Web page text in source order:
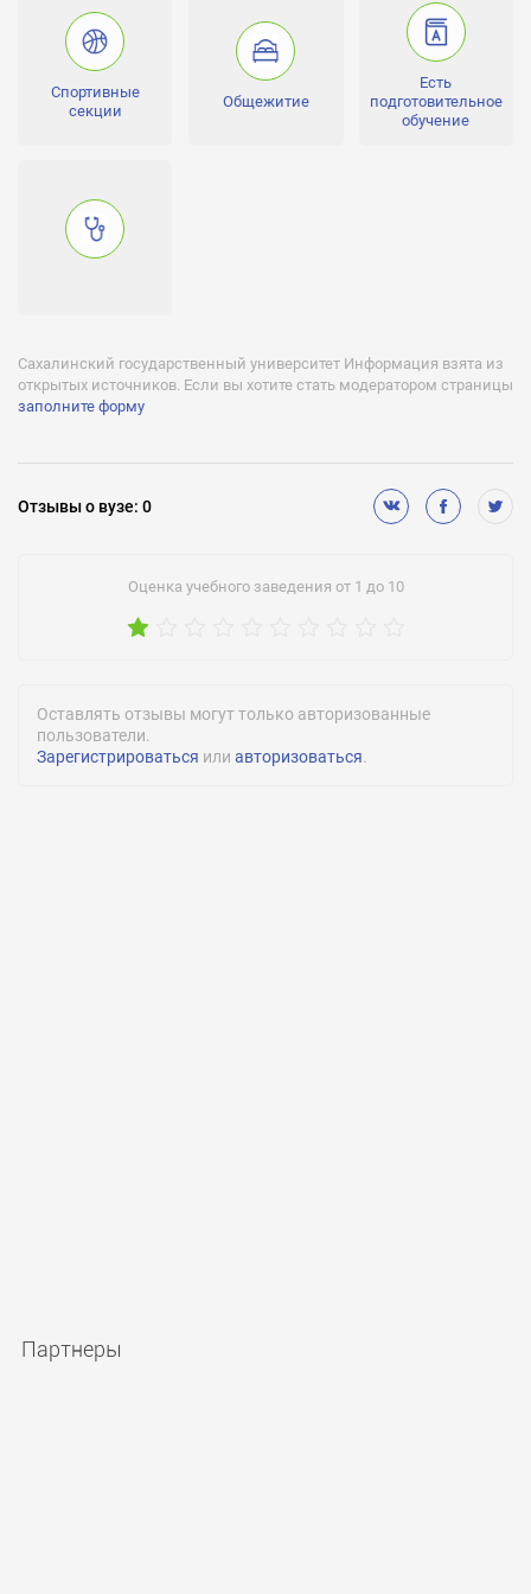
бакалавр, аспирантура, магистр
Стоимость обучения:
от 33000 до 81000 RUR за год
Лицензии:
№2423 от 14 декабря 2016 года, серия 90А01 №0002547
Бюджетное финансирование (бесплатное обучение):
Отсрочка от службы:
Есть
Есть
Медицинское обслуживание:
Количество студентов:
Спортивные
секции
Общежитие
Есть
подготовительное
обучение
Сахалинский государственный университет Информация взята из
открытых источников. Если вы хотите стать модератором страницы
заполните форму
Отзывыо вузе: 0
Оценка учебного заведения от 1 до 10
Оставлять отзывы могут только авторизованные
пользователи.
Зарегистрироваться или авторизоваться.
Партнеры